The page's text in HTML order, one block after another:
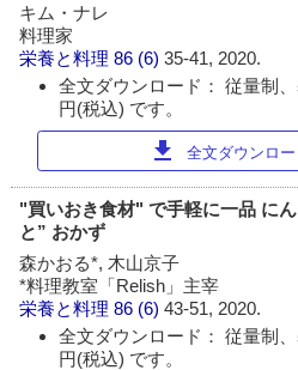
キム・ナレ
料理家
栄養と料理 86 (6)35-41, 2020.
全文ダウンロード： 従量制
円(税込) です。
download 全文ダウンロ
"買いおき食材" で手軽に一品 に
と” おかず
森かおる*, 木山京子
*料理教室「Relish」主宰
栄養と料理 86 (6)43-51, 2020.
全文ダウンロード： 従量制
円(税込) です。